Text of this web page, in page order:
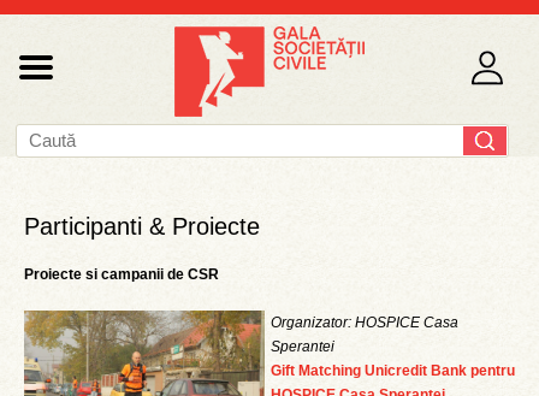
Participanti & Proiecte
Proiecte si campanii de CSR
Organizator: HOSPICE Casa
Sperantei
Gift Matching Unicredit Bank pentru